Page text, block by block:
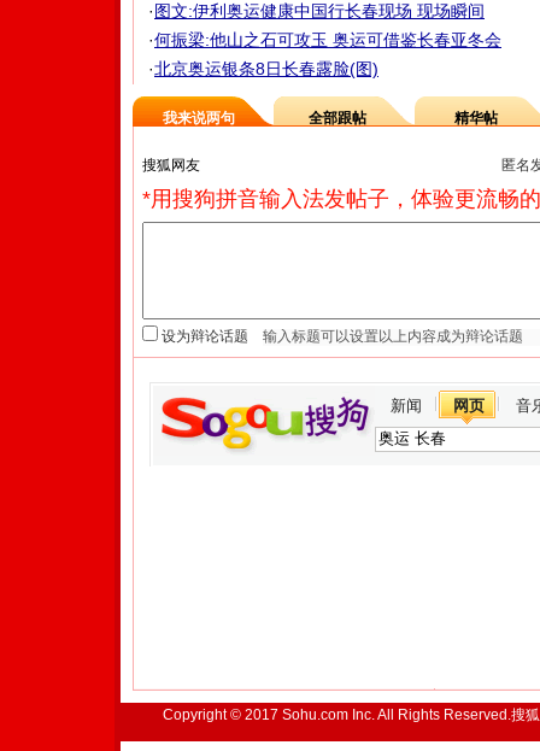
·图文:伊利奥运健康中国行长春现场 现场瞬间
·何振梁:他山之石可攻玉 奥运可借鉴长春亚冬会
·北京奥运银条8日长春露脸(图)
我来说两句 全部跟帖 精华帖
匿名
*用搜狗拼音输入法发帖子，体验更流畅
设为辩论话题
新闻 网页 音
Copyright © 2017 Sohu.com Inc. All Rights Reserved.搜